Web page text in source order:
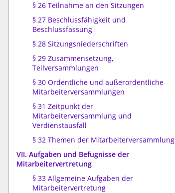
§ 26 Teilnahme an den Sitzungen
§ 27 Beschlussfähigkeit und
Beschlussfassung
§ 28 Sitzungsniederschriften
§ 29 Zusammensetzung,
Teilversammlungen
§ 30 Ordentliche und außerordentliche
Mitarbeiterversammlungen
§ 31 Zeitpunkt der
Mitarbeiterversammlung und
Verdienstausfall
§ 32 Themen der Mitarbeiterversammlung
VII. Aufgaben und Befugnisse der
Mitarbeitervertretung
§ 33 Allgemeine Aufgaben der
Mitarbeitervertretung